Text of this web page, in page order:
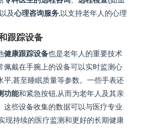
及心理咨询服务,以支持老年人的心理
跟踪设备
健康跟踪设备也是老年人的重要技术
佩戴在手腕上的设备可以实时监测心
平,甚至睡眠质量等参数。一些手表还
功能和紧急按钮,从而为老年人及其亲
这些设备收集的数据可以与医疗专业
现持续的医疗监测和更好的长期健康